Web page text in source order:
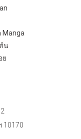
Manga
น
ย
10170